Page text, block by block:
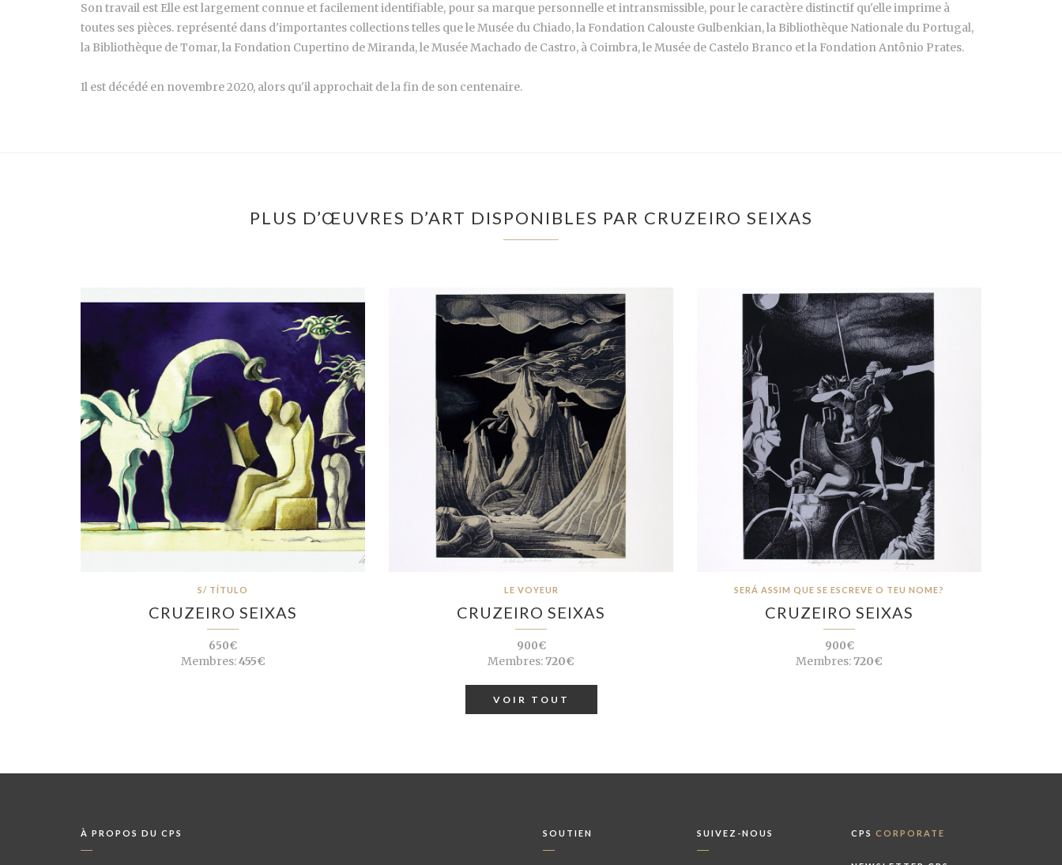
Son travail est Elle est largement connue et facilement identifiable, pour sa marque personnelle et intransmissible, pour le caractère distinctif qu'elle imprime à
toutes ses pièces. représenté dans d'importantes collections telles que le Musée du Chiado, la Fondation Calouste Gulbenkian, la Bibliothèque Nationale du Portugal,
la Bibliothèque de Tomar, la Fondation Cupertino de Miranda, le Musée Machado de Castro, à Coimbra, le Musée de Castelo Branco et la Fondation Antônio Prates.
Il est décédé en novembre 2020, alors qu'il approchait de la fin de son centenaire.
PLUS D’ŒUVRES D’ART DISPONIBLES PAR CRUZEIRO SEIXAS
S/ TÍTULO
CRUZEIRO SEIXAS
650€
Membres:455€
LE VOYEUR
CRUZEIRO SEIXAS
900€
Membres:720€
SERÁ ASSIM QUE SE ESCREVE O TEU NOME?
CRUZEIRO SEIXAS
900€
Membres:720€
VOIR TOUT
À PROPOS DU CPS SOUTIEN SUIVEZ-NOUS CPS CORPORATE